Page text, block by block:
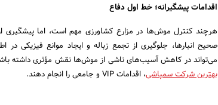
اقدامات پیشگیرانه؛ خط اول دفاع
هرچند کنترل موش‌ها در مزارع کشاورزی مهم است، اما پیشگیری
صحیح انبارها، جلوگیری از تجمع زباله و ایجاد موانع فیزیکی
می‌تواند در کاهش آسیب‌های ناشی از موش‌ها نقش مؤثری داشته
بهترین شرکت سمپاشی، اقدامات VIP و جامعی را انجام دهند.